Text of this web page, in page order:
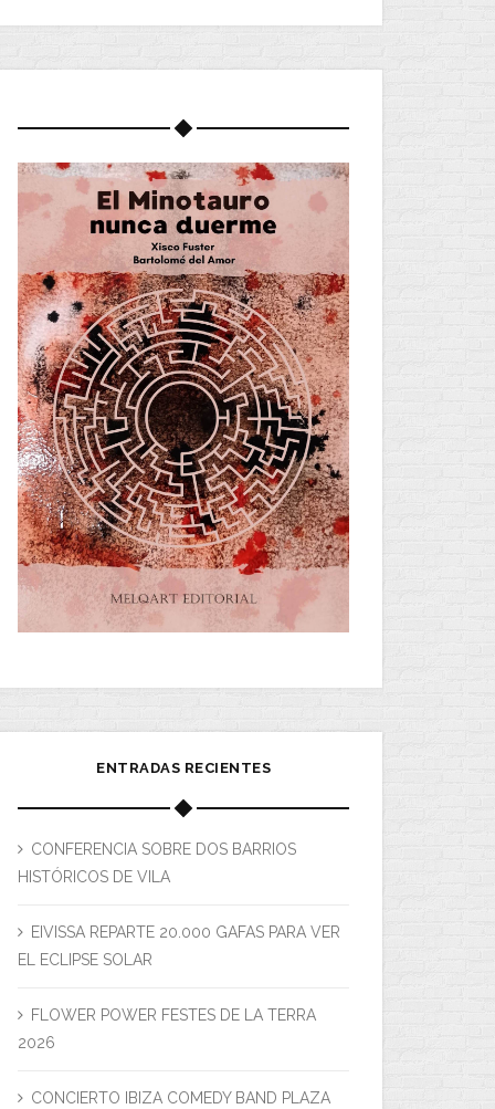
ENTRADAS RECIENTES
CONFERENCIA SOBRE DOS BARRIOS
HISTÓRICOS DE VILA
EIVISSA REPARTE 20.000 GAFAS PARA VER
EL ECLIPSE SOLAR
FLOWER POWER FESTES DE LA TERRA
2026
CONCIERTO IBIZA COMEDY BAND PLAZA